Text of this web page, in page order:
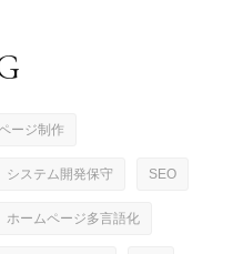
ージ制作
システム開発保守 SEO
ホームページ多言語化